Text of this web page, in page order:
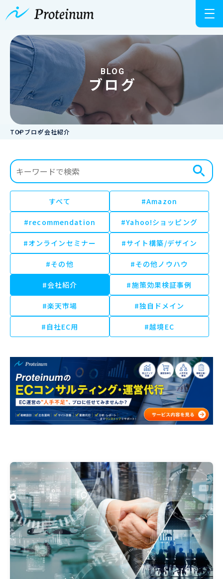
BLOG
ブログ
TOPブログ会社紹介
すべて #Amazon
#recommendation #Yahoo!ショッピング
#オンラインセミナー #サイト構築/デザイン
#その他 #その他ノウハウ
#会社紹介 #施策効果検証事例
#楽天市場 #独自ドメイン
#自社EC用 #越境EC